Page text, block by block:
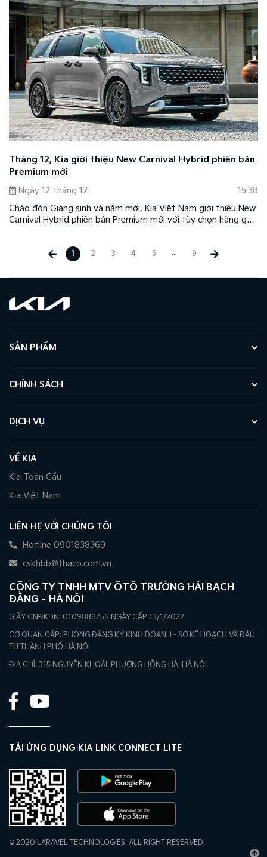
Tháng 12, Kia giới thiệu New Carnival Hybrid phiên bản
Premium mới
Ngày 12 tháng 12
15:38
Chào đón Giáng sinh và năm mới, Kia Việt Nam giới thiệu New
Carnival Hybrid phiên bản Premium mới với tùy chọn hàng ghế
1 2 3 4 5 ... 9
SẢN PHẨM
CHÍNH SÁCH
DỊCH VỤ
VỀ KIA
Kia Toàn Cầu
Kia Việt Nam
LIÊN HỆ VỚI CHÚNG TÔI
Hotline 0901838369
cskhbb@thaco.com.vn
CÔNG TY TNHH MTV ÔTÔ TRƯỜNG HẢI BẠCH
ĐẰNG – HÀ NỘI
GIẤY CNĐKDN: 0109886756 NGÀY CẤP 13/1/2022
CƠ QUAN CẤP: PHÒNG ĐĂNG KÝ KINH DOANH - SỞ KẾ HOẠCH VÀ ĐẦU
TƯ THÀNH PHỐ HÀ NỘI
ĐỊA CHỈ: 315 NGUYỄN KHOÁI, PHƯỜNG HỒNG HÀ, HÀ NỘI
TẢI ỨNG DỤNG KIA LINK CONNECT LITE
© 2020 LARAVEL TECHNOLOGIES. ALL RIGHT RESERVED.